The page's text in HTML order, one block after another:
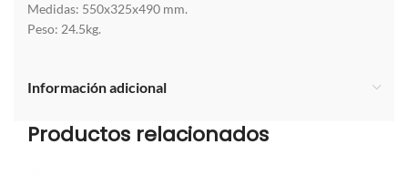
Medidas: 550x325x490 mm.
Peso: 24.5kg.
Información adicional
Productos relacionados